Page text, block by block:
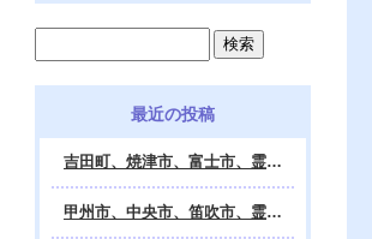
最近の投稿
吉田町、焼津市、富士市、霊視鑑定 天龍・占いの館 Dahlia、対面・電話・オンライン鑑定、除霊、霊視鑑定、遠隔 除霊 口コミ、浄霊、交霊、祈祷、御祓い、四柱推命、姓名判断・九星気学・易・タロット・手相・数秘術・動物占い・姓名学・命運鑑定、開運、不安・苦痛・恐怖、悩み相談、スピリチュアルカウンセラー、ヒーリング、霊気治療、霊能力者、霊媒師、天龍知裕著、幸せを求めて、天の神様 VS 地獄の神様、宇宙の真理で未来は希望の光、この世で天国 あの世で天国、天龍知裕ブログ。
甲州市、中央市、笛吹市、霊視鑑定 天龍・占いの館 Dahlia、対面・電話・オンライン鑑定、除霊、霊視鑑定、遠隔 除霊 口コミ、浄霊、交霊、祈祷、御祓い、四柱推命、姓名判断・九星気学・易・タロット・手相・数秘術・動物占い・姓名学・命運鑑定、開運、不安・苦痛・恐怖、悩み相談、スピリチュアルカウンセラー、ヒーリング、霊気治療、霊能力者、霊媒師、天龍知裕著、幸せを求めて、天の神様 VS 地獄の神様、宇宙の真理で未来は希望の光、この世で天国 あの世で天国、天龍知裕ブログ。